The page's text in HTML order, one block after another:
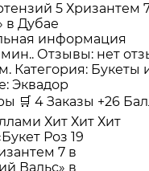
5 Хризантем
в Дубае
информация
мин.. Отзывы: нет
Категория: Букеты
Эквадор
🛒 4 Заказы +26
Хит Хит Хит